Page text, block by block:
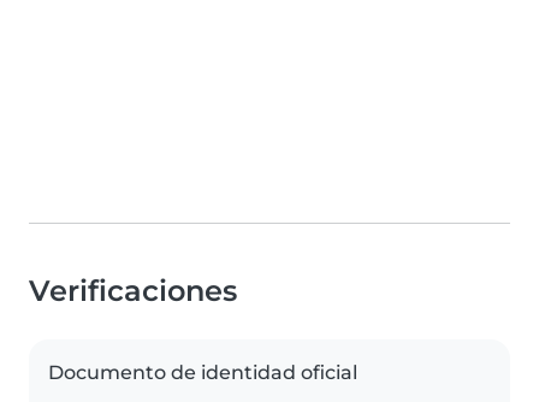
Verificaciones
Documento de identidad oficial